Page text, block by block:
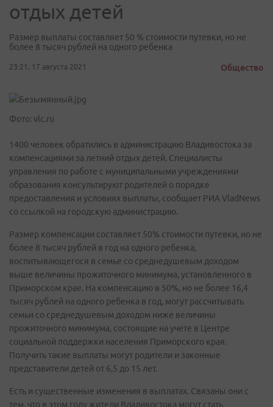
отдых детей
Размер выплаты составляет 50 % стоимости путевки, но не
более 8 тысяч рублей на одного ребенка
23:21, 17 августа 2021 Общество
Фото: vlc.ru
1400 человек обратились в администрацию Владивостока за
компенсациями за летний отдых детей. Специалисты
управления по работе с муниципальными учреждениями
образования консультируют родителей о порядке
предоставления и условиях выплаты, сообщает РИА VladNews
со ссылкой на городскую администрацию.
Размер компенсации составляет 50% стоимости путевки, но не
более 8 тысяч рублей в год на одного ребенка,
воспитывающегося в семье со среднедушевым доходом
выше величины прожиточного минимума, установленного в
Приморском крае. На компенсацию в 50%, но не более 16,4
тысяч рублей на одного ребенка в год, могут рассчитывать
семьи со среднедушевым доходом ниже величины
прожиточного минимума, состоящие на учете в Центре
социальной поддержки населения Приморского края.
Получить такие выплаты могут родители и законные
представители детей от 6,5 до 15 лет.
Есть и существенные изменения в выплатах. Связаны они с
тем, что в этом году жители Владивостока могут стать